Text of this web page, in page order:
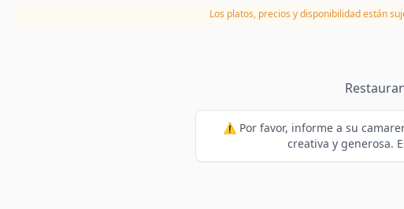
Los platos, precios y disponibilidad están
⚠️ Por favor, informe a su
creativa y generosa.